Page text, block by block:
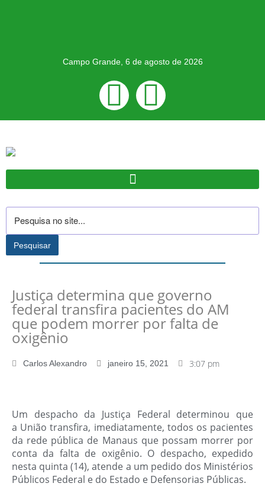
Campo Grande, 6 de agosto de 2026
Pesquisar
Justiça determina que governo
federal transfira pacientes do AM
que podem morrer por falta de
oxigênio
Carlos Alexandro janeiro 15, 2021 3:07 pm
Um despacho da Justiça Federal determinou que
a União transfira, imediatamente, todos os pacientes
da rede pública de Manaus que possam morrer por
conta da falta de oxigênio. O despacho, expedido
nesta quinta (14), atende a um pedido dos Ministérios
Públicos Federal e do Estado e Defensorias Públicas.